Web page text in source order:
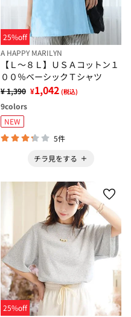
25%off
A HAPPY MARILYN
【Ｌ～８Ｌ】ＵＳＡコットン１
００％ベーシックＴシャツ
¥ 1,390 ¥1,042 (税込)
9colors
NEW
5件
チラ見をする
25%off